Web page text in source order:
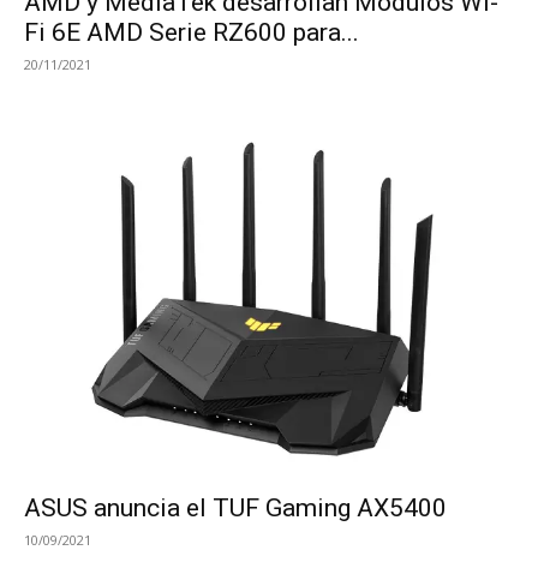
Fi 6E AMD Serie RZ600 para...
20/11/2021
ASUS anuncia el TUF Gaming AX5400
10/09/2021